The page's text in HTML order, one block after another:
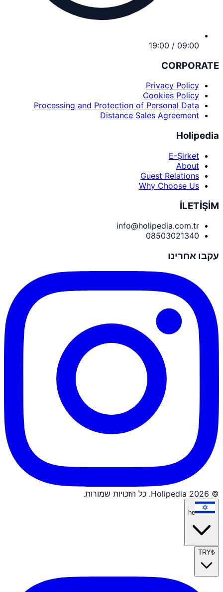
09:00 / 19:00
CORPORATE
Privacy Policy
Cookies Policy
Processing and Protection of Personal Data
Distance Sales Agreement
Holipedia
E-Şirket
About
Guest Relations
Why Choose Us
İLETİŞİM
info@holipedia.com.tr
08503021340
עקבו אחרינו
© 2026 Holipedia. כל הזכויות שמורות.
he
₺
TRY